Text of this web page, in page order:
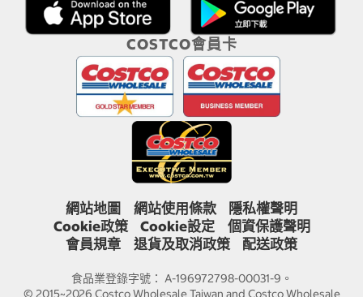
COSTCO會員卡
網站地圖 網站使用條款
隱私權聲明
Cookie政策
Cookie設定
個資保護聲明
會員規章
退貨及取消政策 配送政策
食品業登錄字號： A-196972798-00031-9。
© 2015~2026 Costco Wholesale Taiwan and Costco Wholesale